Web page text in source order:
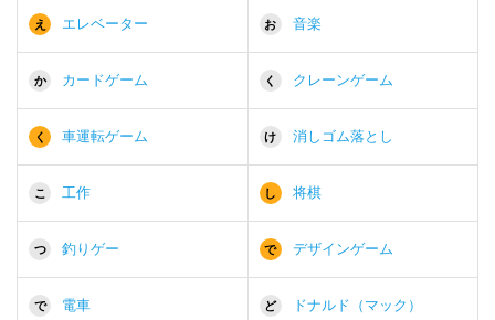
え エレベーター お 音楽
か カードゲーム く クレーンゲーム
く 車運転ゲーム け 消しゴム落とし
こ 工作 し 将棋
つ 釣りゲー で デザインゲーム
で 電車 ど ドナルド（マック）